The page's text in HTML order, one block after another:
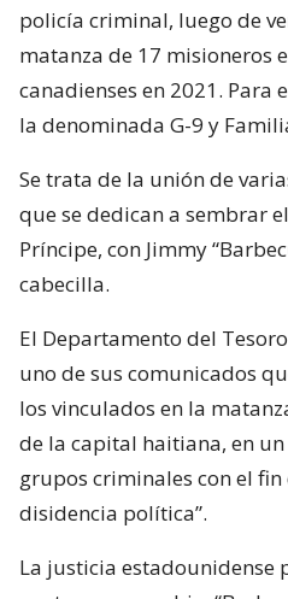
policía criminal, luego de
matanza de 17 misioneros
canadienses en 2021. Para
la denominada G-9 y
Se trata de la unión de
que se dedican a sembrar
Príncipe, con Jimmy
cabecilla.
El Departamento del
uno de sus comunicados
los vinculados en la
de la capital haitiana, en
grupos criminales con el
disidencia política”.
La justicia estadounidense